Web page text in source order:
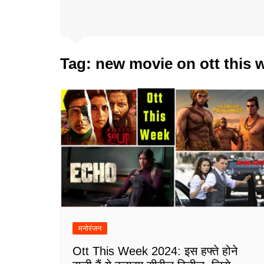
Tag: new movie on ott this
मनोरंजन
Ott This Week 2024: इस हफ्ते होने